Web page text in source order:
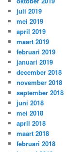
juli 2019
mei 2019
april 2019
maart 2019
februari 2019
januari 2019
december 2018
november 2018
september 2018
juni 2018
mei 2018
april 2018
maart 2018
februari 2018